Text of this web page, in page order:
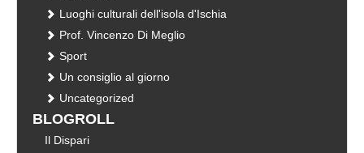
Luoghi culturali dell'isola d'Ischia
Prof. Vincenzo Di Meglio
Sport
Un consiglio al giorno
Uncategorized
BLOGROLL
Il Dispari